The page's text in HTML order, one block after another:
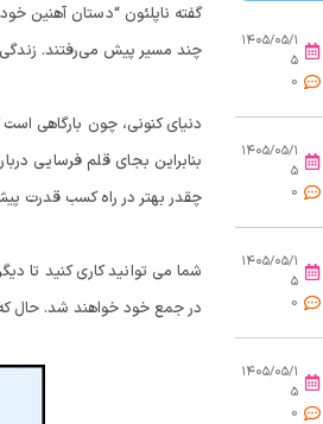
۱۴۰۵/۰۵/۱
۵
0
۱۴۰۵/۰۵/۱
۵
0
۱۴۰۵/۰۵/۱
۵
0
۱۴۰۵/۰۵/۱
۵
0
گفته ناپلئون “دستان آهنین
چند مسیر پیش می‌رفتند. زندگی
دنیای کنونی، چون بارگاهی
بنابراین بجای قلم فرسایی
چقدر بهتر در راه کسب قدرت
شما می توانید کاری کنید تا
در جمع خود خواهند شد. حال که